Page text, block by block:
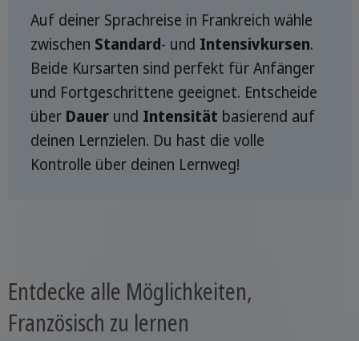
Auf deiner Sprachreise in Frankreich wähle
zwischen Standard- und Intensivkursen.
Beide Kursarten sind perfekt für Anfänger
und Fortgeschrittene geeignet. Entscheide
über Dauer und Intensität basierend auf
deinen Lernzielen. Du hast die volle
Kontrolle über deinen Lernweg!
Entdecke alle Möglichkeiten,
Französisch zu lernen